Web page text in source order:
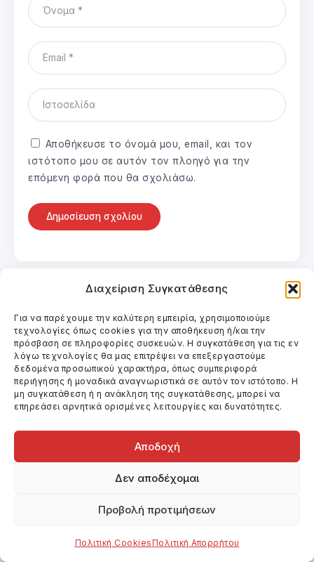
Διαχείριση Συγκατάθεσης
Για να παρέχουμε την καλύτερη εμπειρία, χρησιμοποιούμε
τεχνολογίες όπως cookies για την αποθήκευση ή/και την
πρόσβαση σε πληροφορίες συσκευών. Η συγκατάθεση για τις εν
λόγω τεχνολογίες θα μας επιτρέψει να επεξεργαστούμε
δεδομένα προσωπικού χαρακτήρα, όπως συμπεριφορά
περιήγησης ή μοναδικά αναγνωριστικά σε αυτόν τον ιστότοπο. Η
μη συγκατάθεση ή η ανάκληση της συγκατάθεσης, μπορεί να
επηρεάσει αρνητικά ορισμένες λειτουργίες και δυνατότητες.
Αποδοχή
Δεν αποδέχομαι
Προβολή προτιμήσεων
Πολιτική CookiesΠολιτική Απορρήτου
Αποθήκευσε το όνομά μου, email, και τον
ιστότοπο μου σε αυτόν τον πλοηγό για την
επόμενη φορά που θα σχολιάσω.
@Γιάννης Φραγκούλης
Επικοινωνία